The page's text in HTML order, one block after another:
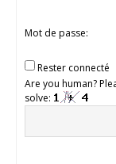
Mot de passe:
Rester connecté
Are you human?
solve: